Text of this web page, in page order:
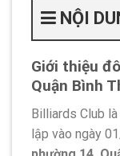
NỘI
Giới thiệu
Quận Bình
Billiards Club là
lập vào ngày